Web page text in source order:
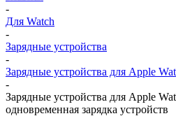
-
Для Watch
-
Зарядные устройства
-
Зарядные устройства для Apple
-
Зарядные устройства для Apple
одновременная зарядка устройств